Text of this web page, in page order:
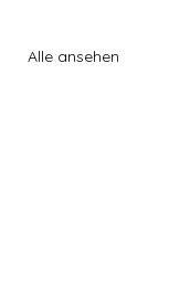
Alle ansehen